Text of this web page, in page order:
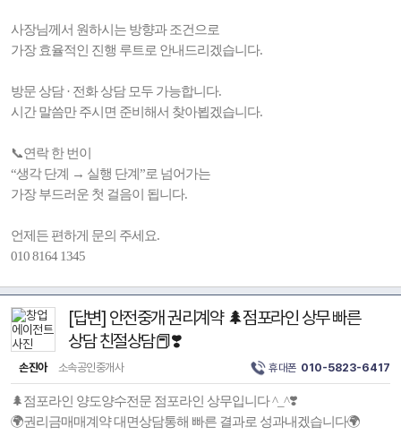
사장님께서 원하시는 방향과 조건으로
가장 효율적인 진행 루트로 안내드리겠습니다.
방문 상담 · 전화 상담 모두 가능합니다.
시간 말씀만 주시면 준비해서 찾아뵙겠습니다.
📞연락 한 번이
“생각 단계 → 실행 단계”로 넘어가는
가장 부드러운 첫 걸음이 됩니다.
언제든 편하게 문의 주세요.
010 8164 1345
[답변] 안전중개 권리계약 🌲점포라인 상무 빠른
상담 친절상담📕❣️
손진아 소속공인중개사 휴대폰 010-5823-6417
🌲점포라인 양도양수전문 점포라인 상무입니다 ^_^❣️
🌍권리금매매계약 대면상담통해 빠른 결과로 성과내겠습니다🌍